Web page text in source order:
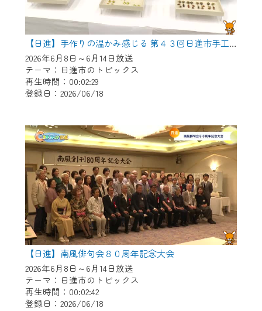
【日進】手作りの温かみ感じる 第４３回日進市手工芸連盟展
2026年6月8日～6月14日放送
テーマ：日進市のトピックス
再生時間：00:02:29
登録日：2026/06/18
【日進】南風俳句会８０周年記念大会
2026年6月8日～6月14日放送
テーマ：日進市のトピックス
再生時間：00:02:42
登録日：2026/06/18